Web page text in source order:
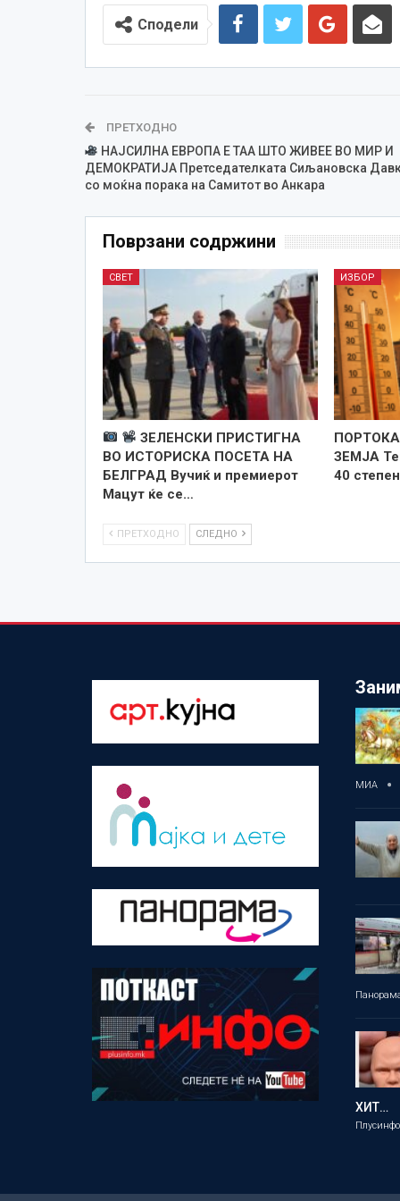
Сподели
ПРЕТХОДНО
НАЈСИЛНА ЕВРОПА Е ТАА ШТО ЖИВЕЕ ВО МИР И
ДЕМОКРАТИЈА Претседателката Сиљановска
со моќна порака на Самитот во Анкара
Поврзани содржини
СВЕТ
ЗЕЛЕНСКИ ПРИСТИГНА
ВО ИСТОРИСКА ПОСЕТА НА
БЕЛГРАД Вучиќ и премиерот
Мацут ќе се…
ИЗБОР
ЗЕМЈА
40
ПРЕТХОДНО СЛЕДНО
МИА
ХИТ…
Плусинфо